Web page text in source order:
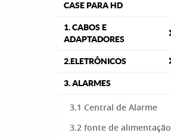
CASE PARA HD
1. CABOS E
ADAPTADORES
2.ELETRÔNICOS
3. ALARMES
3.1 Central de Alarme
3.2 fonte de alimentação